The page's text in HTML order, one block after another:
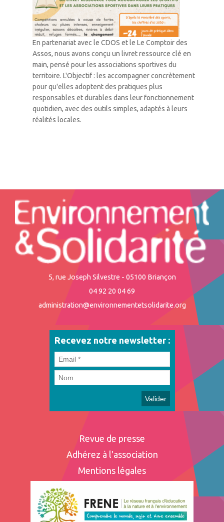
En partenariat avec le CDOS et le Le Comptoir des
Assos, nous avons conçu un livret ressource clé en
main, pensé pour les associations sportives du
territoire. L'Objectif : les accompagner concrètement
pour qu'elles adoptent des pratiques plus
responsables et durables dans leur fonctionnement
quotidien, avec des outils simples, adaptés à leurs
réalités locales.
5, rue Joseph Silvestre - 05100 Briançon
04 92 20 04 69
administration@environnementetsolidarite.org
Recevez notre newsletter :
Revue de presse
Adhérez à l'association
Mentions légales